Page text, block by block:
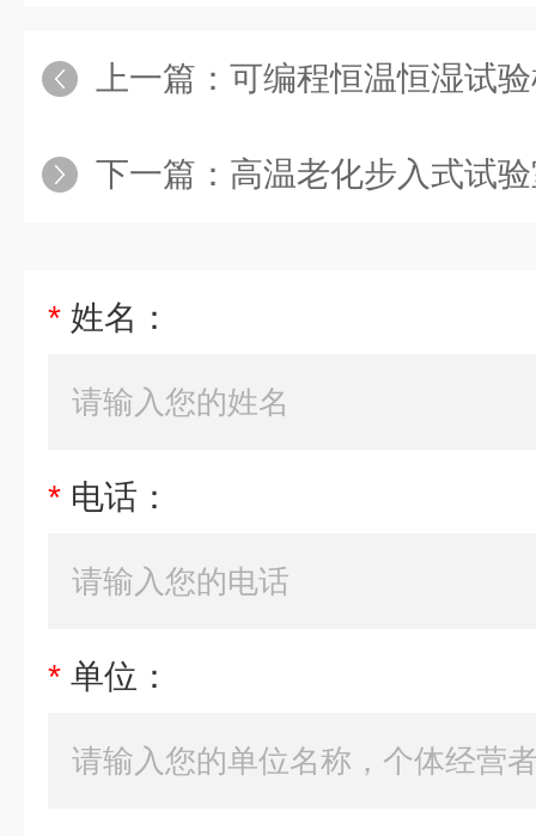
上一篇： 可编程恒温恒湿试
下一篇： 高温老化步入式试
* 姓名：
* 电话：
* 单位：